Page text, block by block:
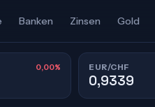
Banken Zinsen Gold
0,00% EUR/CHF
0,9339